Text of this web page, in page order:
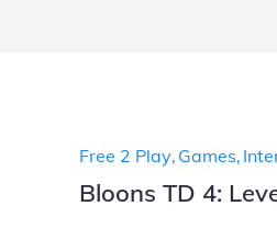
Free 2 Play, Games,
Bloons TD 4: